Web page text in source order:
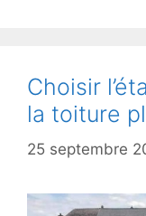
Choisir
la toiture
25 septembre